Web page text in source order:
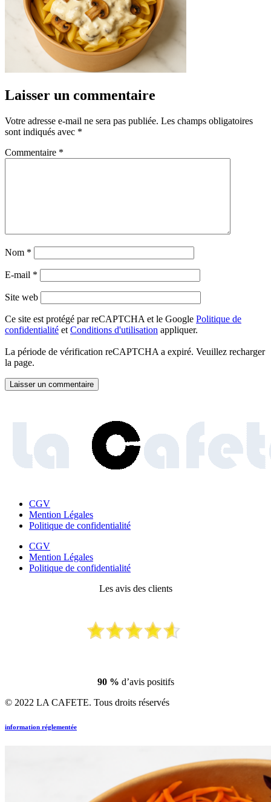
Laisser un commentaire
Votre adresse e-mail ne sera pas publiée. Les champs obligatoires
sont indiqués avec *
Commentaire *
Nom *
E-mail *
Site web
Ce site est protégé par reCAPTCHA et le Google Politique de
confidentialité et Conditions d'utilisation appliquer.
La période de vérification reCAPTCHA a expiré. Veuillez recharger
la page.
CGV
Mention Légales
Politique de confidentialité
CGV
Mention Légales
Politique de confidentialité
Les avis des clients
90 % d’avis positifs
© 2022 LA CAFETE. Tous droits réservés
information réglementée